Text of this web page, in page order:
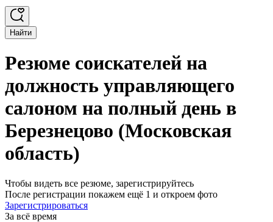
Найти
Резюме соискателей на
должность управляющего
салоном на полный день в
Березнецово (Московская
область)
Чтобы видеть все резюме, зарегистрируйтесь
После регистрации покажем ещё 1 и откроем фото
Зарегистрироваться
За всё время